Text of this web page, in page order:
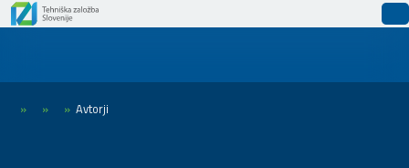
» » » Avtorji